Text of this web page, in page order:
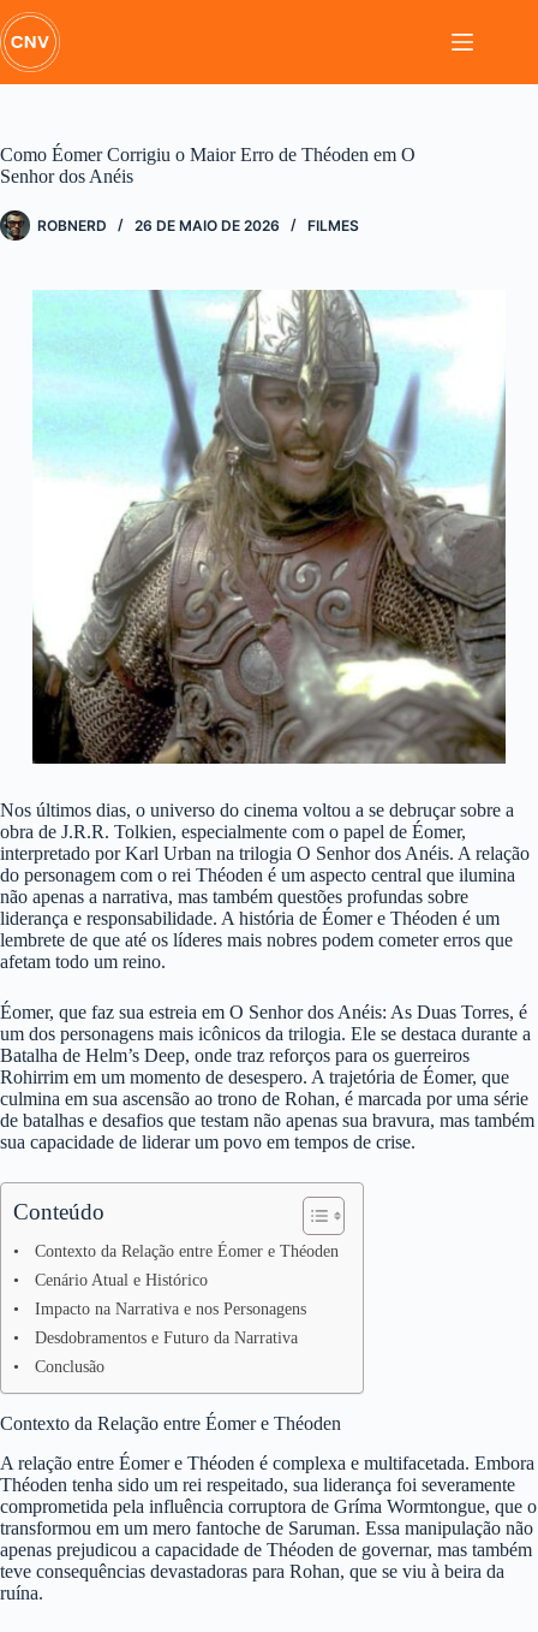
Pular
para
o
conteúdo
Como Éomer Corrigiu o Maior Erro de Théoden em O
Senhor dos Anéis
ROBNERD 26 DE MAIO DE 2026 FILMES
Nos últimos dias, o universo do cinema voltou a se debruçar sobre a
obra de J.R.R. Tolkien, especialmente com o papel de Éomer,
interpretado por Karl Urban na trilogia O Senhor dos Anéis. A relação
do personagem com o rei Théoden é um aspecto central que ilumina
não apenas a narrativa, mas também questões profundas sobre
liderança e responsabilidade. A história de Éomer e Théoden é um
lembrete de que até os líderes mais nobres podem cometer erros que
afetam todo um reino.
Éomer, que faz sua estreia em O Senhor dos Anéis: As Duas Torres, é
um dos personagens mais icônicos da trilogia. Ele se destaca durante a
Batalha de Helm’s Deep, onde traz reforços para os guerreiros
Rohirrim em um momento de desespero. A trajetória de Éomer, que
culmina em sua ascensão ao trono de Rohan, é marcada por uma série
de batalhas e desafios que testam não apenas sua bravura, mas também
sua capacidade de liderar um povo em tempos de crise.
Conteúdo
Contexto da Relação entre Éomer e Théoden
Cenário Atual e Histórico
Impacto na Narrativa e nos Personagens
Desdobramentos e Futuro da Narrativa
Conclusão
Contexto da Relação entre Éomer e Théoden
A relação entre Éomer e Théoden é complexa e multifacetada. Embora
Théoden tenha sido um rei respeitado, sua liderança foi severamente
comprometida pela influência corruptora de Gríma Wormtongue, que o
transformou em um mero fantoche de Saruman. Essa manipulação não
apenas prejudicou a capacidade de Théoden de governar, mas também
teve consequências devastadoras para Rohan, que se viu à beira da
ruína.